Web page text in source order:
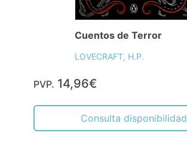
Cuentos de Terror
LOVECRAFT, H.P.
PVP. 14,96€
Consulta disponibilidad